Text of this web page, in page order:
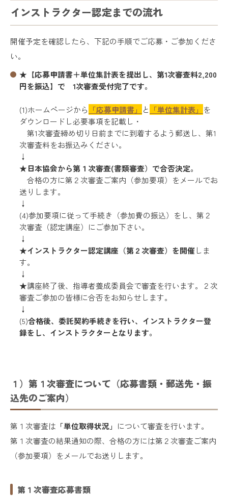
インストラクター認定までの流れ
開催予定を確認したら、下記の手順でご応募・ご参加くださ
い。
★【応募申請書＋単位集計表を提出し、第1次審査料2,200
円を振込】で 1次審査受付完了です。
(1)ホームページから 「応募申請書」 と 「単位集計表」 を
ダウンロードし必要事項を記載し・
第1次審査締め切り日前までに到着するよう郵送し、第1
次審査料をお振込みください。
↓
★日本協会から第１次審査(書類審査） で合否決定。
合格の方に第２次審査ご案内（参加要項）をメールでお
送りします。
↓
(4)参加要項に従って手続き（参加費の振込）をし、第２
次審査（認定講座）にご参加下さい。
↓
★インストラクター認定講座（第２次審査）を開催 しま
す。
↓
★講座終了後、指導者養成委員会で審査を行います。２次
審査ご参加の皆様に合否をお知らせします。
↓
(5)合格後、委託契約手続きを行い、インストラクター登
録をし、インストラクターとなります。
１）第１次審査について（応募書類・郵送先・振
込先のご案内）
第１次審査は 「単位取得状況」 について審査を行います。
第１次審査の結果通知の際、合格の方には第２次審査ご案内
（参加要項）をメールでお送りします。
第１次審査応募書類